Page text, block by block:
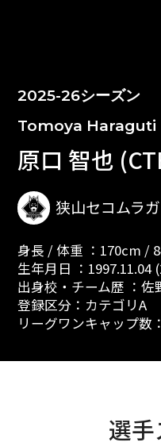
2025-26シーズン
Tomoya Haraguti
原口 智也
狭山セコムラ
身長 / 体重 ：170cm /
生年月日 ：1997.11.04
出身校・チーム歴 ：
登録区分：カテゴリA
リーグワンキャップ数
選